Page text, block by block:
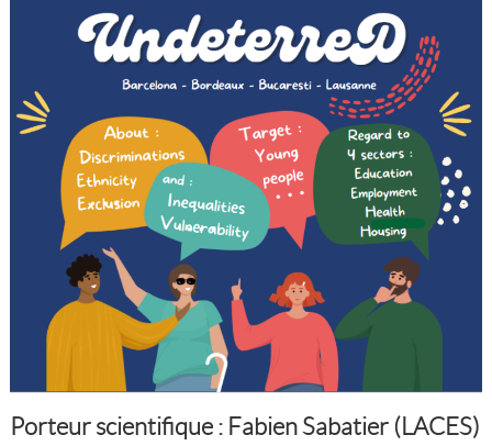
Porteur scientifique : Fabien Sabatier (LACES)